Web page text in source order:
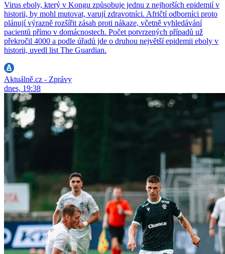
Virus eboly, který v Kongu způsobuje jednu z nejhorších epidemií v
historii, by mohl mutovat, varují zdravotníci. Afričtí odborníci proto
plánují výrazně rozšířit zásah proti nákaze, včetně vyhledávání
pacientů přímo v domácnostech. Počet potvrzených případů už
překročil 4000 a podle úřadů jde o druhou největší epidemii eboly v
historii, uvedl list The Guardian.
Aktuálně.cz - Zprávy
dnes, 19:38